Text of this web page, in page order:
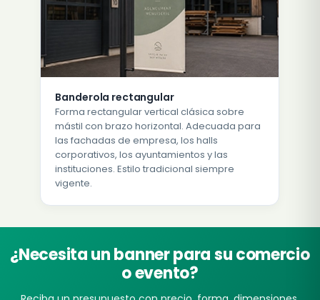
Banderola rectangular
Forma rectangular vertical clásica sobre
mástil con brazo horizontal. Adecuada para
las fachadas de empresa, los halls
corporativos, los ayuntamientos y las
instituciones. Estilo tradicional siempre
vigente.
¿Necesita un banner para su comercio
o evento?